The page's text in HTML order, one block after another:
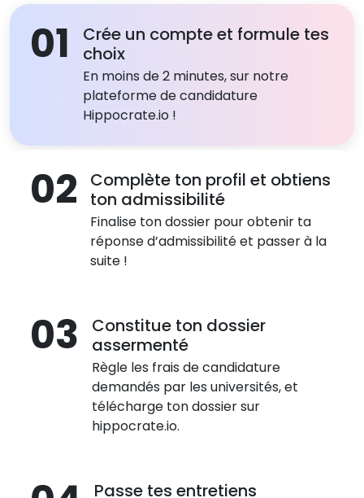
01
Crée un compte et formule tes
choix
En moins de 2 minutes, sur notre
plateforme de candidature
Hippocrate.io !
02
Complète ton profil et obtiens
ton admissibilité
Finalise ton dossier pour obtenir ta
réponse d’admissibilité et passer à la
suite !
03
Constitue ton dossier
assermenté
Règle les frais de candidature
demandés par les universités, et
télécharge ton dossier sur
hippocrate.io.
Passe tes entretiens